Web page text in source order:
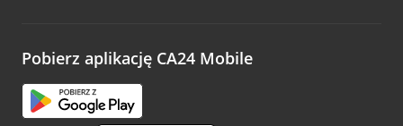
opinie.
Pobierz aplikację CA24 Mobile